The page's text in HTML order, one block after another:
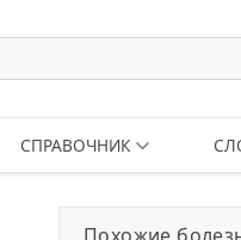
СПРАВОЧНИК